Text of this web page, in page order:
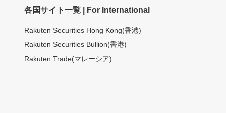
各国サイト一覧 | For International
Rakuten Securities Hong Kong(香港)
Rakuten Securities Bullion(香港)
Rakuten Trade(マレーシア)